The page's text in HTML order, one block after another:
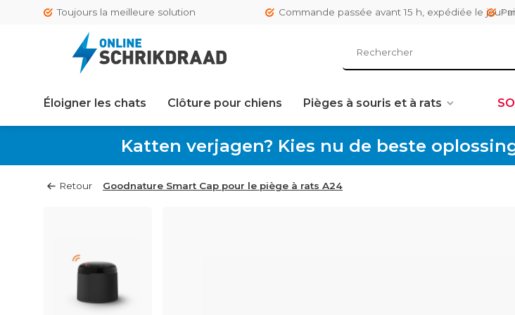
Toujours la meilleure solution Commande passée avant 15 h, expédiée le jour
Éloigner les chats Clôture pour chiens Pièges à souris et à rats
Katten verjagen? Kies nu de beste
Retour Goodnature Smart Cap pour le piège à rats A24